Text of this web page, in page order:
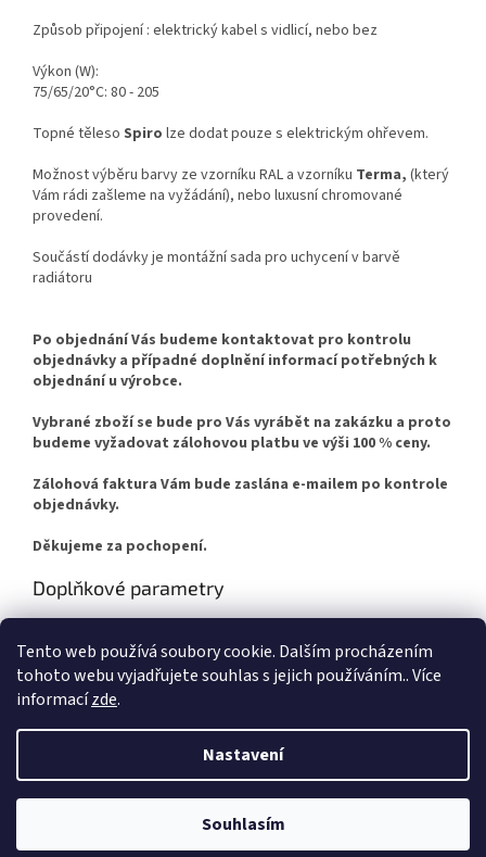
Tento web používá soubory cookie. Dalším procházením
tohoto webu vyjadřujete souhlas s jejich používáním.. Více
informacízde.
Nastavení
Souhlasím
Způsob připojení : elektrický kabel s vidlicí, nebo bez
Výkon (W):
75/65/20°C: 80 - 205
Topné těleso Spiro lze dodat pouze s elektrickým ohřevem.
Možnost výběru barvy ze vzorníku RAL a vzorníku Terma, (který
Vám rádi zašleme na vyžádání), nebo luxusní chromované
provedení.
Součástí dodávky je montážní sada pro uchycení v barvě
radiátoru
Po objednání Vás budeme kontaktovat pro kontrolu
objednávky a případné doplnění informací potřebných k
objednání u výrobce.
Vybrané zboží se bude pro Vás vyrábět na zakázku a proto
budeme vyžadovat zálohovou platbu ve výši 100 % ceny.
Zálohová faktura Vám bude zaslána e-mailem po kontrole
objednávky.
Děkujeme za pochopení.
Doplňkové parametry
Záruka: 2 roky
Vytvořil Shoptet
FM-radiatory.cz. Všechna práva vyhrazena.